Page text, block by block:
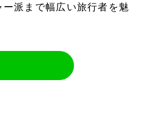
派まで幅広い旅行者を魅